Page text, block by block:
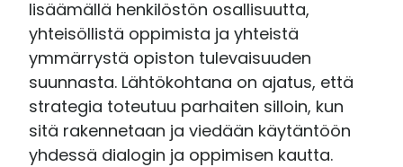
lisäämällä henkilöstön osallisuutta,
yhteisöllistä oppimista ja yhteistä
ymmärrystä opiston tulevaisuuden
suunnasta. Lähtökohtana on ajatus, että
strategia toteutuu parhaiten silloin, kun
sitä rakennetaan ja viedään käytäntöön
yhdessä dialogin ja oppimisen kautta.